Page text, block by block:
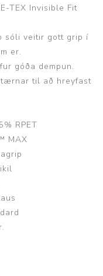
TEX Invisible Fit
sóli veitir gott grip í
er.
góða dempun.
til að hreyfast
RPET
MAX